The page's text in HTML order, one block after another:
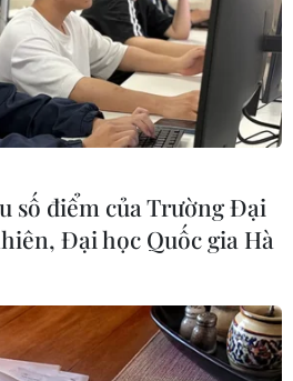
số điểm của Trường Đại
Đại học Quốc gia Hà